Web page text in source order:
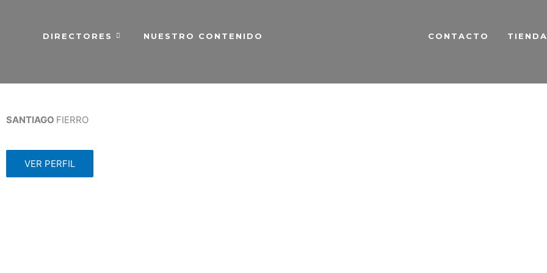
DIRECTORES NUESTRO CONTENIDO CONTACTO
SANTIAGO FIERRO
VER PERFIL